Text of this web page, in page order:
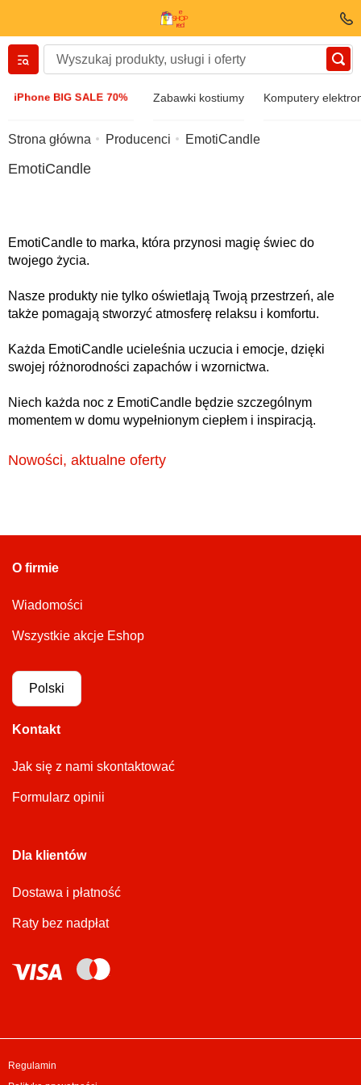
iPhone BIG SALE 70% Zabawki kostiumy Komputery
Вернуться назад
Akcesoria
Biżuteria
Zegarek zegarowy
Strona główna Producenci EmotiCandle
EmotiCandle
EmotiCandle to marka, która przynosi magię świec do
twojego życia.
Nasze produkty nie tylko oświetlają Twoją przestrzeń, ale
także pomagają stworzyć atmosferę relaksu i komfortu.
Każda EmotiCandle ucieleśnia uczucia i emocje, dzięki
swojej różnorodności zapachów i wzornictwa.
Niech każda noc z EmotiCandle będzie szczególnym
momentem w domu wypełnionym ciepłem i inspiracją.
Nowości, aktualne oferty
O firmie
Wiadomości
Wszystkie akcje Eshop
Polski
Kontakt
Jak się z nami skontaktować
Formularz opinii
Dla klientów
Dostawa i płatność
Raty bez nadpłat
Regulamin